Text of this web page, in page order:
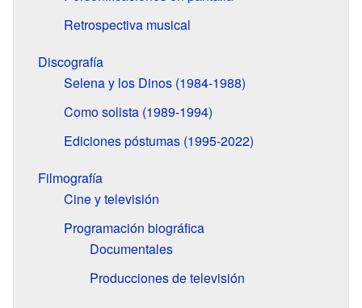
Retrospectiva musical
Discografía
Selena y los Dinos (1984-1988)
Como solista (1989-1994)
Ediciones póstumas (1995-2022)
Filmografía
Cine y televisión
Programación biográfica
Documentales
Producciones de televisión